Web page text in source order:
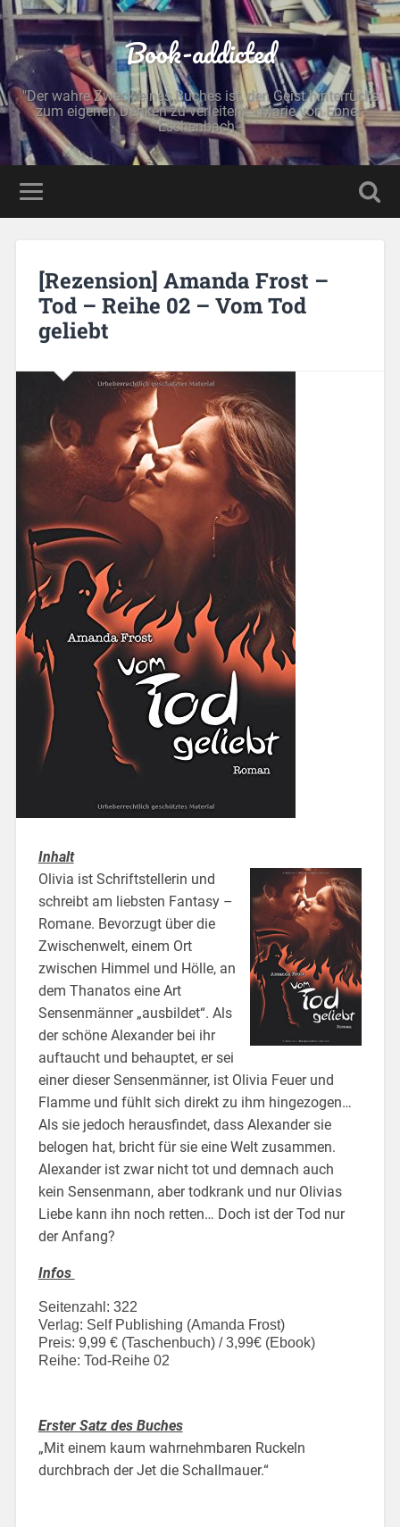
Book-addicted
"Der wahre Zweck eines Buches ist, den Geist hinterrücks
zum eigenen Denken zu verleiten." - Marie von Ebner-
Eschenbach -
[Rezension] Amanda Frost –
Tod – Reihe 02 – Vom Tod
geliebt
Inhalt
Olivia ist Schriftstellerin und
schreibt am liebsten Fantasy –
Romane. Bevorzugt über die
Zwischenwelt, einem Ort
zwischen Himmel und Hölle, an
dem Thanatos eine Art
Sensenmänner „ausbildet“. Als
der schöne Alexander bei ihr
auftaucht und behauptet, er sei
einer dieser Sensenmänner, ist Olivia Feuer und
Flamme und fühlt sich direkt zu ihm hingezogen…
Als sie jedoch herausfindet, dass Alexander sie
belogen hat, bricht für sie eine Welt zusammen.
Alexander ist zwar nicht tot und demnach auch
kein Sensenmann, aber todkrank und nur Olivias
Liebe kann ihn noch retten… Doch ist der Tod nur
der Anfang?
Infos
Seitenzahl: 322
Verlag: Self Publishing (Amanda Frost)
Preis: 9,99 € (Taschenbuch) / 3,99€ (Ebook)
Reihe: Tod-Reihe 02
Erster Satz des Buches
„Mit einem kaum wahrnehmbaren Ruckeln
durchbrach der Jet die Schallmauer.“